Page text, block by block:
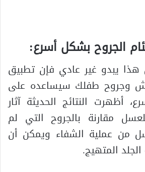
الجروح بشكل أسرع:
يبدو غير عادي فإن تطبيق
وجروح طفلك سيساعده على
أظهرت النتائج الحديثة آثار
مقارنة بالجروح التي لم
من عملية الشفاء ويمكن أن
المتهيج.